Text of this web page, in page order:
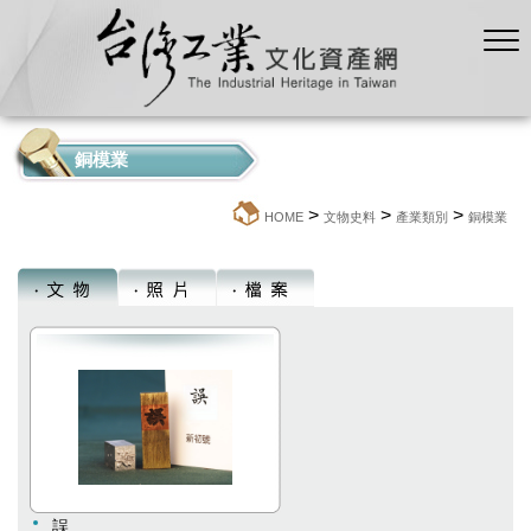
銅模業
HOME > 文物史料 > 產業類別 > 銅模業
誤